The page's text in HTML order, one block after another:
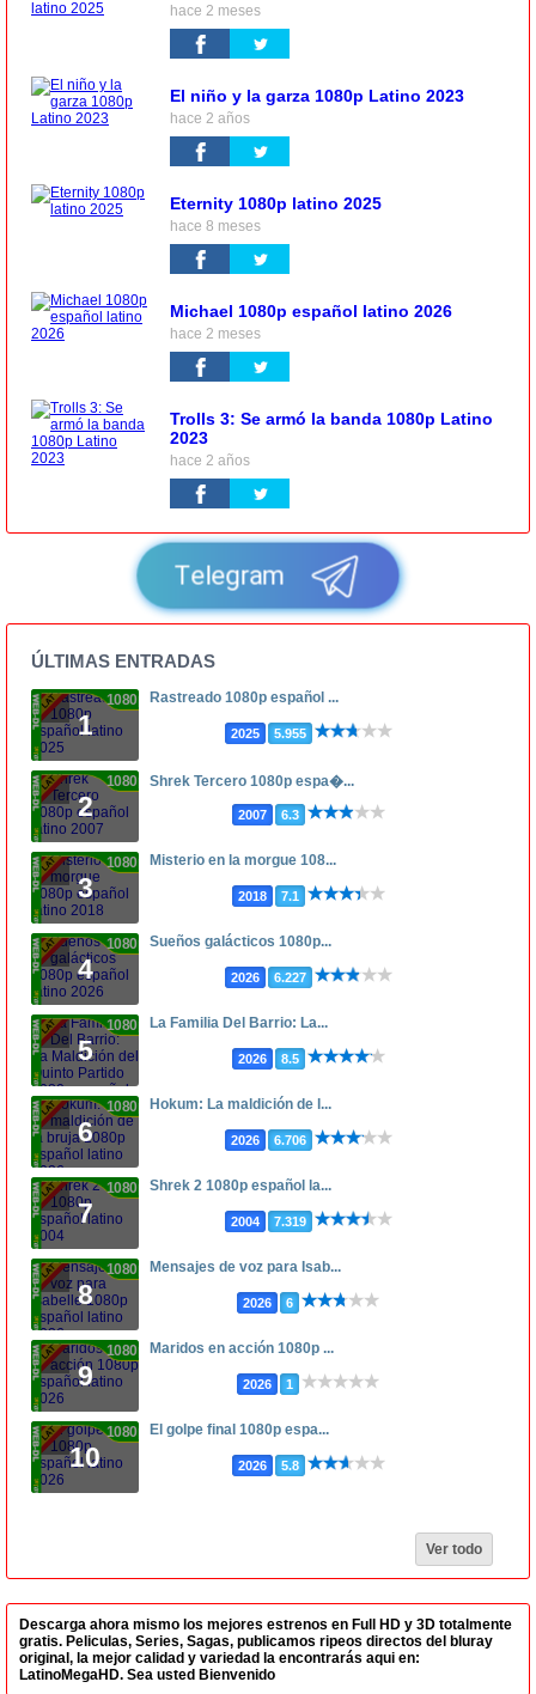
hace 2 meses
El niño y la garza 1080p Latino 2023
hace 2 años
Eternity 1080p latino 2025
hace 8 meses
Michael 1080p español latino 2026
hace 2 meses
Trolls 3: Se armó la banda 1080p Latino
2023
hace 2 años
Telegram
ÚLTIMAS ENTRADAS
1
1080p Rastreado 1080p español ...
2025 5.955
2
1080p Shrek Tercero 1080p espa�...
2007 6.3
3
1080p Misterio en la morgue 108...
2018 7.1
4
1080p Sueños galácticos 1080p...
2026 6.227
5
1080p La Familia Del Barrio: La...
2026 8.5
6
1080p Hokum: La maldición de l...
2026 6.706
7
1080p Shrek 2 1080p español la...
2004 7.319
8
1080p Mensajes de voz para Isab...
2026 6
9
1080p Maridos en acción 1080p ...
2026 1
10
1080p El golpe final 1080p espa...
2026 5.8
Ver todo
Descarga ahora mismo los mejores estrenos en Full HD y 3D totalmente
gratis. Peliculas, Series, Sagas, publicamos ripeos directos del bluray
original, la mejor calidad y variedad la encontrarás aqui en:
LatinoMegaHD. Sea usted Bienvenido